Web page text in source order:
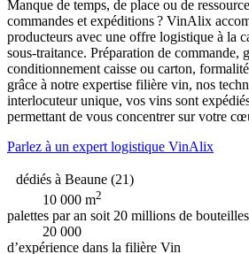
Manque de temps, de place ou de
commandes et expéditions ? VinAlix
producteurs avec une offre logistique à la
sous-traitance. Préparation de commande,
conditionnement caisse ou carton,
grâce à notre expertise filière vin, nos
interlocuteur unique, vos vins sont
permettant de vous concentrer sur votre
Parlez à un expert logistique VinAlix
dédiés à Beaune (21)
10 000 m2
palettes par an soit 20 millions de bouteilles
20 000
d’expérience dans la filière Vin